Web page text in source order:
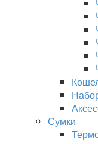
Сумки